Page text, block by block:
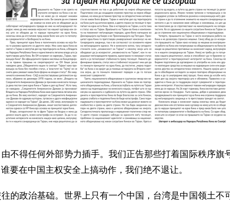
不得任何外部势力插手。我们正告那些打着国际秩序旗
要在中国主权安全上搞动作，我们绝不退让。
的政治基础。世界上只有一个中国，台湾是中国领土